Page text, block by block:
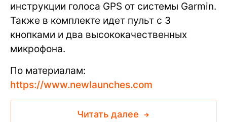
инструкции голоса GPS от системы Garmin.
Также в комплекте идет пульт с 3
кнопками и два высококачественных
микрофона.
По материалам:
https://www.newlaunches.com
Читать далее